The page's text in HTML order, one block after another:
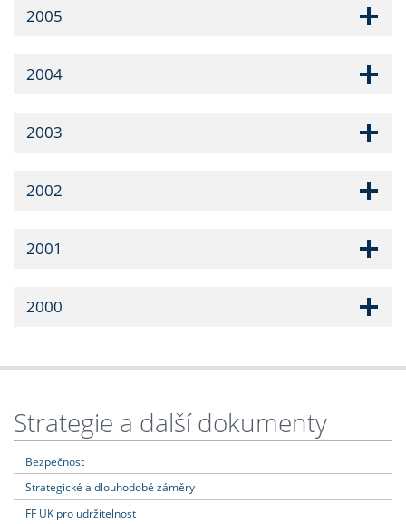
2005
2004
2003
2002
2001
2000
Strategie a další dokumenty
Bezpečnost
Strategické a dlouhodobé záměry
FF UK pro udržitelnost